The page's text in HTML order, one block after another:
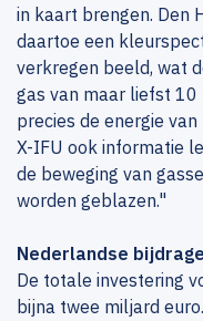
in kaart brengen. Den
daartoe een
verkregen beeld, wat
gas van maar liefst 10
precies de energie
X-IFU ook informatie
de beweging van
worden geblazen."
Nederlandse bijdrage
De totale investering
bijna twee miljard